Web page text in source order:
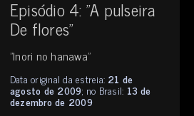
Episódio 4: "A pulseira
De flores"
"Inori no hanawa"
Data original da estreia: 21 de
agosto de 2009; no Brasil: 13 de
dezembro de 2009